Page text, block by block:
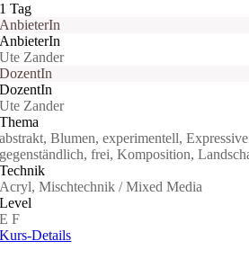
1 Tag
AnbieterIn
AnbieterIn
Ute Zander
DozentIn
DozentIn
Ute Zander
Thema
abstrakt, Blumen, experimentell,
gegenständlich, frei, Komposition,
Technik
Acryl, Mischtechnik / Mixed Media
Level
EF
Kurs-Details